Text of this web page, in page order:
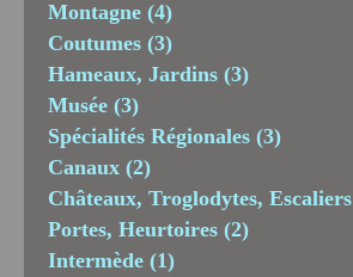
Montagne (4)
Coutumes (3)
Hameaux, Jardins (3)
Musée (3)
Spécialités Régionales (3)
Canaux (2)
Châteaux, Troglodytes, Escaliers
Portes, Heurtoires (2)
Intermède (1)